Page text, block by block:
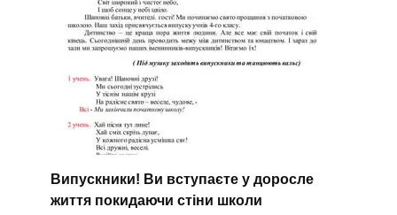
Випускники! Ви вступаєте у доросле
життя покидаючи стіни школи